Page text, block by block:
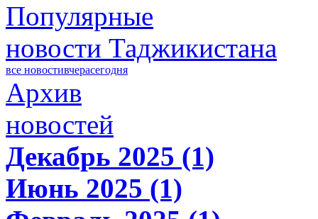
Популярные
новости Таджикистана
все новостивчерасегодня
Архив
новостей
Декабрь 2025 (1)
Июнь 2025 (1)